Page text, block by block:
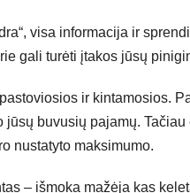
visa informacija ir
gali turėti įtakos jūsų
ir kintamosios.
buvusių pajamų.
nustatyto maksimumo.
– išmoka mažėja kas